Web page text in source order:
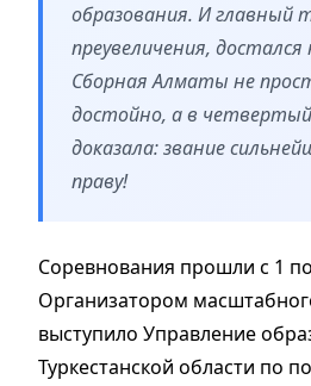
образования. И главный
преувеличения,
Сборная Алматы не
достойно, а в
доказала: звание
праву!
Соревнования прошли с 1
Организатором
выступило Управление
Туркестанской области по